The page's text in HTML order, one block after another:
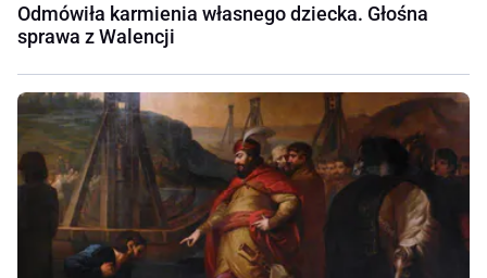
Odmówiła karmienia własnego dziecka. Głośna
sprawa z Walencji